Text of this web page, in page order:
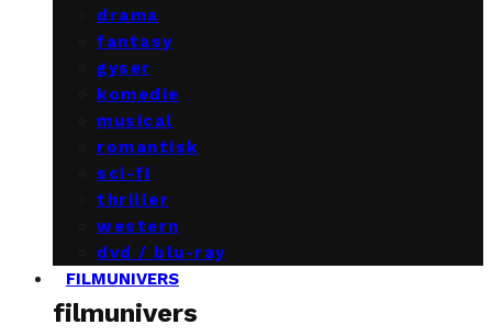
drama
fantasy
gyser
komedie
musical
romantisk
sci-fi
thriller
western
dvd / blu-ray
FILMUNIVERS
filmunivers